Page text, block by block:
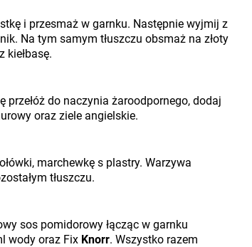
i przesmaż w garnku. Następnie wyjmij z
Na tym samym tłuszczu obsmaż na złoty
kiełbasę.
przełóż do naczynia żaroodpornego, dodaj
oraz ziele angielskie.
marchewkę s plastry. Warzywa
tłuszczu.
sos pomidorowy łącząc w garnku
wody oraz Fix Knorr. Wszystko razem